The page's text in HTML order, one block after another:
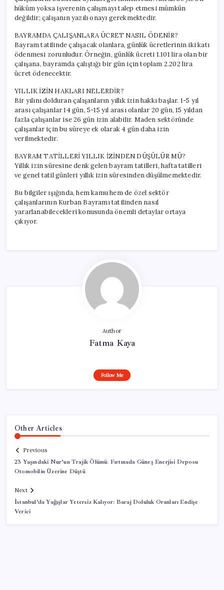
hüküm yoksa işverenin çalışmayı talep etmesi mümkün
değildir; çalışanın yazılı onayı gerekmektedir.
BAYRAMDA ÇALIŞANLARA ÜCRET NASIL ÖDENİR?
Bayram tatilinde çalışacak olanlara, günlük ücretlerinin iki katı
ödenmesi zorunludur. Örneğin, günlük ücreti 1.101 lira olan bir
çalışana, bayramda çalıştığı bir gün için toplam 2.202 lira
ücret ödenecektir.
YILLIK İZİN HAKLARI NELERDİR?
Bir yılını dolduran çalışanların yıllık izin hakkı başlar. 1-5 yıl
arası çalışanlar 14 gün, 5-15 yıl arası olanlar 20 gün, 15 yıldan
fazla çalışanlar ise 26 gün izin alabilir. Maden sektöründe
çalışanlar için bu süreye ek olarak 4 gün daha izin
verilmektedir.
BAYRAM TATİLLERİ YILLIK İZİNDEN DÜŞÜLÜR MÜ?
Yıllık izin süresine denk gelen bayram tatilleri, hafta tatilleri
ve genel tatil günleri yıllık izin süresinden düşülmemektedir.
Bu bilgiler ışığında, hem kamu hem de özel sektör
çalışanlarının Kurban Bayramı tatilinden nasıl
yararlanabilecekleri konusunda önemli detaylar ortaya
çıkıyor.
Author
Fatma Kaya
Follow Me
Other Articles
Previous
23 Yaşındaki Nur’un Trajik Ölümü: Fırtınada Güneş Enerjisi Deposu
Otomobilin Üzerine Düştü
Next
İstanbul’da Yağışlar Yetersiz Kalıyor: Baraj Doluluk Oranları Endişe
Verici